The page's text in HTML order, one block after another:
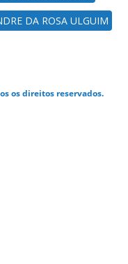
DA ROSA ULGUIM
os direitos reservados.